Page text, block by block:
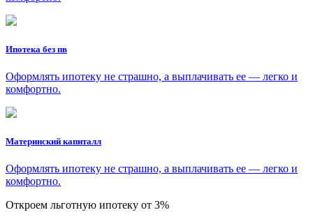
Ипотека без пв
Оформлять ипотеку не страшно, а выплачивать ее — легко и
комфортно.
Материнский капиталл
Оформлять ипотеку не страшно, а выплачивать ее — легко и
комфортно.
Откроем льготную ипотеку от 3%